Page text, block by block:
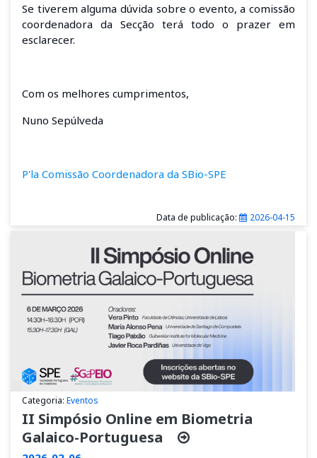
Se tiverem alguma dúvida sobre o evento, a comissão
coordenadora da Secção terá todo o prazer em
esclarecer.
Com os melhores cumprimentos,
Nuno Sepúlveda
P'la Comissão Coordenadora da SBio-SPE
Data de publicação: 2026-04-15
Categoria: Eventos
II Simpósio Online em Biometria
Galaico-Portuguesa